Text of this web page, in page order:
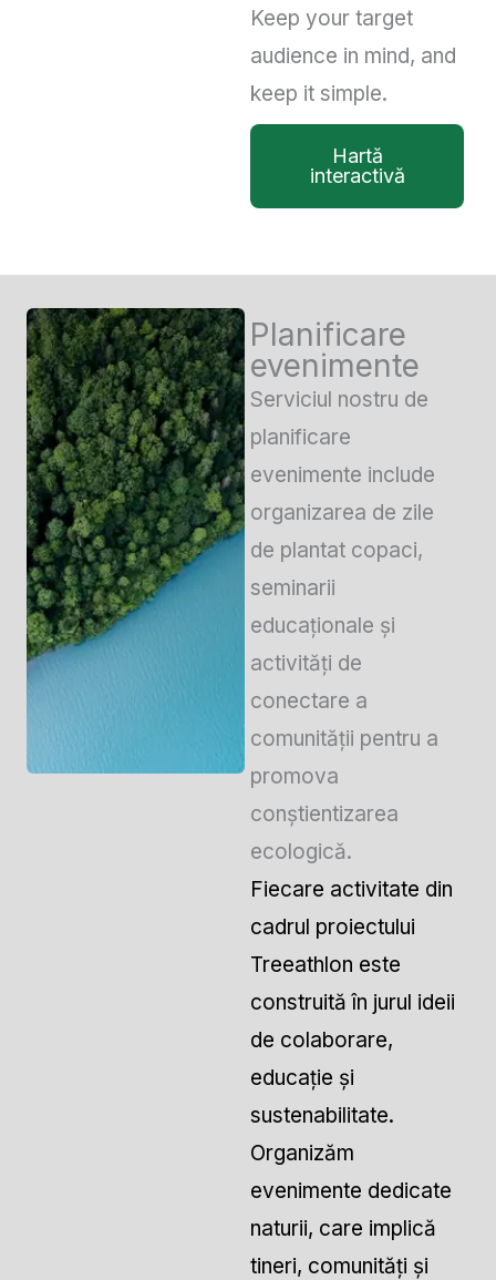
Keep your target
audience in mind, and
keep it simple.
Hartă
interactivă
Planificare
evenimente
Serviciul nostru de
planificare
evenimente include
organizarea de zile
de plantat copaci,
seminarii
educaționale și
activități de
conectare a
comunității pentru a
promova
conștientizarea
ecologică.
Fiecare activitate din
cadrul proiectului
Treeathlon este
construită în jurul ideii
de colaborare,
educație și
sustenabilitate.
Organizăm
evenimente dedicate
naturii, care implică
tineri, comunități și